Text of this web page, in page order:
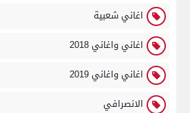
اغاني شعبية
اغاني واغاني 2018
اغاني واغاني 2019
الانصرافي